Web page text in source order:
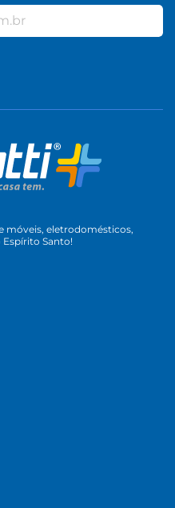
móveis, eletrodomésticos,
Santo!